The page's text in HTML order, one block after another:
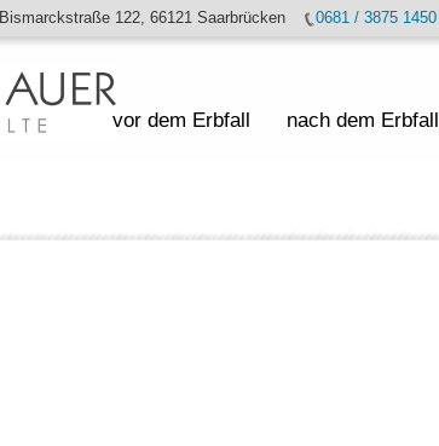
Bismarckstraße 122, 66121 Saarbrücken 0681 / 3875 1450
vor dem Erbfall nach dem Erbfall